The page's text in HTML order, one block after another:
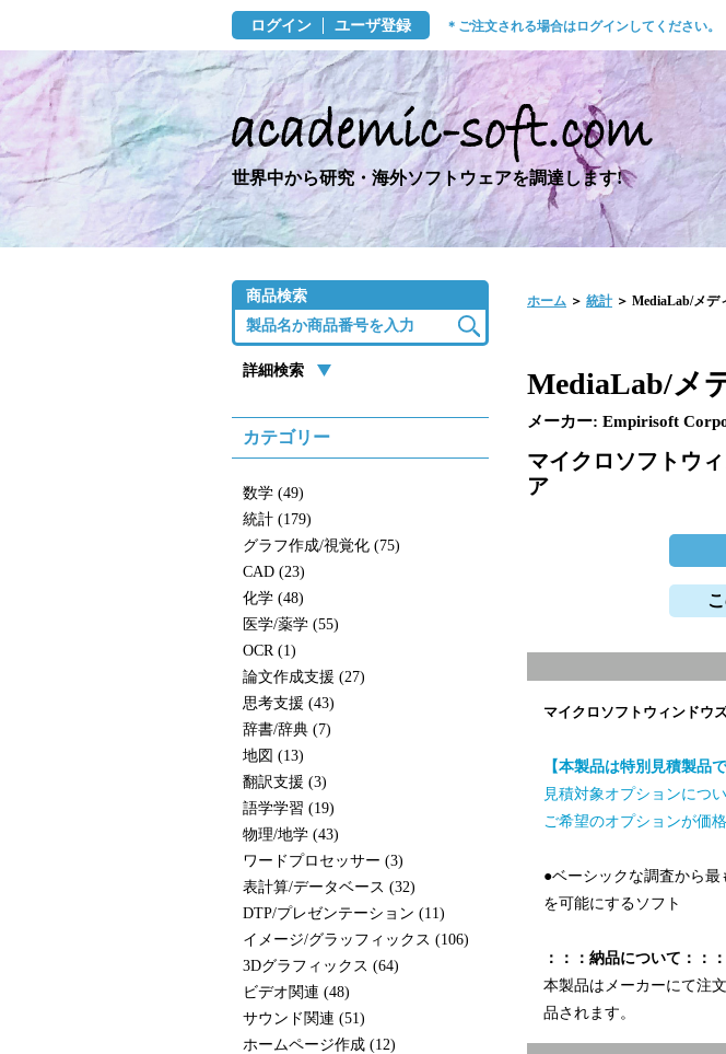
ログイン ユーザ登録 ＊ご注文される場合はログインしてください。
世界中から研究・海外ソフトウェアを調達します!
商品検索
詳細検索
カテゴリー
数学 (49)
統計 (179)
グラフ作成/視覚化 (75)
CAD (23)
化学 (48)
医学/薬学 (55)
OCR (1)
論文作成支援 (27)
思考支援 (43)
辞書/辞典 (7)
地図 (13)
翻訳支援 (3)
語学学習 (19)
物理/地学 (43)
ワードプロセッサー (3)
表計算/データベース (32)
DTP/プレゼンテーション (11)
イメージ/グラッフィックス (106)
3Dグラフィックス (64)
ビデオ関連 (48)
サウンド関連 (51)
ホームページ作成 (12)
ホーム ＞ 統計＞ MediaLab/メデ
MediaLab/メ
メーカー: Empirisoft
マイクロソフトウ
ア
マイクロソフトウィンドウ
【本製品は特別見積製品で
見積対象オプションにつ
ご希望のオプションが価
●ベーシックな調査から
を可能にするソフト
：：：納品について：：：
本製品はメーカーにて注
品されます。